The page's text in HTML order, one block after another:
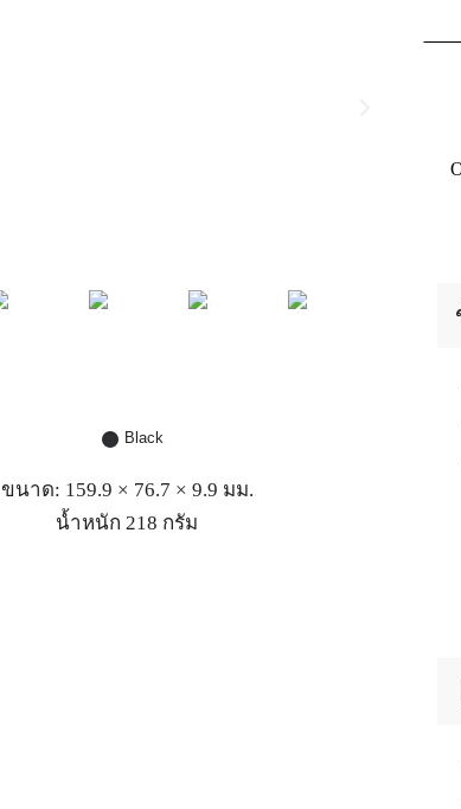
Black
ขนาด: 159.9 × 76.7 × 9.9 มม.
น้ำหนัก 218 กรัม